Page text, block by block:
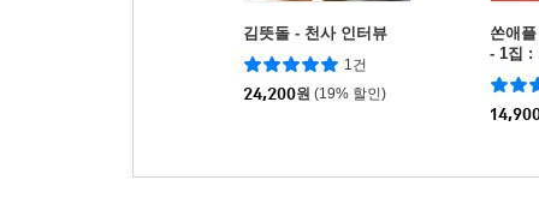
김뜻돌 - 천사 인터뷰
1건
24,200원 (19% 할인)
쏜애
- 1집 :
고 잠